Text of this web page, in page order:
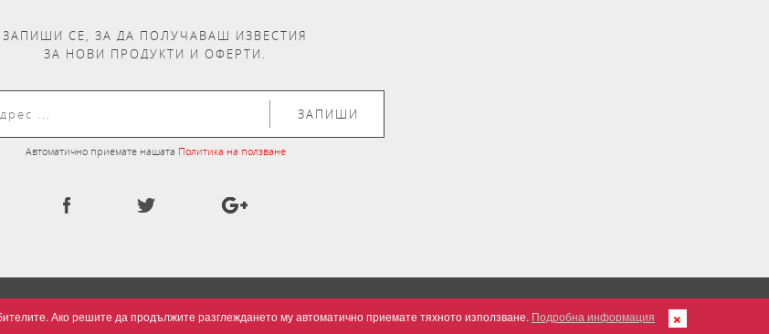
Ако решите да продължите разглеждането му автоматично приемате тяхното използване. Подробна информация
ЗАПИШИ СЕ, ЗА ДА ПОЛУЧАВАШ ИЗВЕСТИЯ
ЗА НОВИ ПРОДУКТИ И ОФЕРТИ.
ЗАПИШИ
Автоматично приемате нашата Политика на ползване